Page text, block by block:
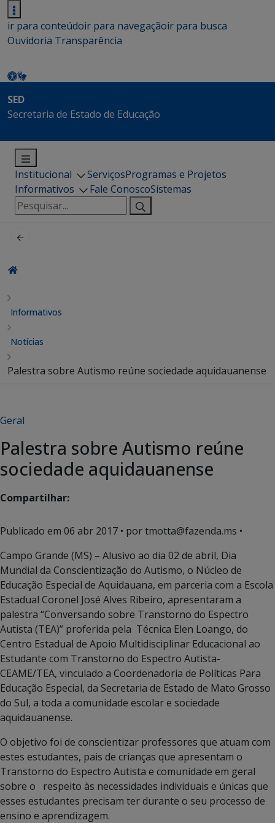
ir para conteúdoir para navegaçãoir para busca
Ouvidoria Transparência
SED
Secretaria de Estado de Educação
Institucional ServiçosProgramas e Projetos
Informativos
Fale ConoscoSistemas
Pesquisar
por:
Informativos
Notícias
Palestra sobre Autismo reúne sociedade aquidauanense
Geral
Palestra sobre Autismo reúne
sociedade aquidauanense
Compartilhar:
Publicado em 06 abr 2017 • por tmotta@fazenda.ms •
Campo Grande (MS) – Alusivo ao dia 02 de abril, Dia
Mundial da Conscientização do Autismo, o Núcleo de
Educação Especial de Aquidauana, em parceria com a Escola
Estadual Coronel José Alves Ribeiro, apresentaram a
palestra “Conversando sobre Transtorno do Espectro
Autista (TEA)” proferida pela Técnica Elen Loango, do
Centro Estadual de Apoio Multidisciplinar Educacional ao
Estudante com Transtorno do Espectro Autista-
CEAME/TEA, vinculado a Coordenadoria de Políticas Para
Educação Especial, da Secretaria de Estado de Mato Grosso
do Sul, a toda a comunidade escolar e sociedade
aquidauanense.
O objetivo foi de conscientizar professores que atuam com
estes estudantes, pais de crianças que apresentam o
Transtorno do Espectro Autista e comunidade em geral
sobre o respeito às necessidades individuais e únicas que
esses estudantes precisam ter durante o seu processo de
ensino e aprendizagem.